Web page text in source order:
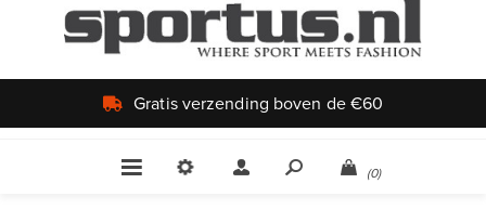
Gratis verzending boven de €60
(0)